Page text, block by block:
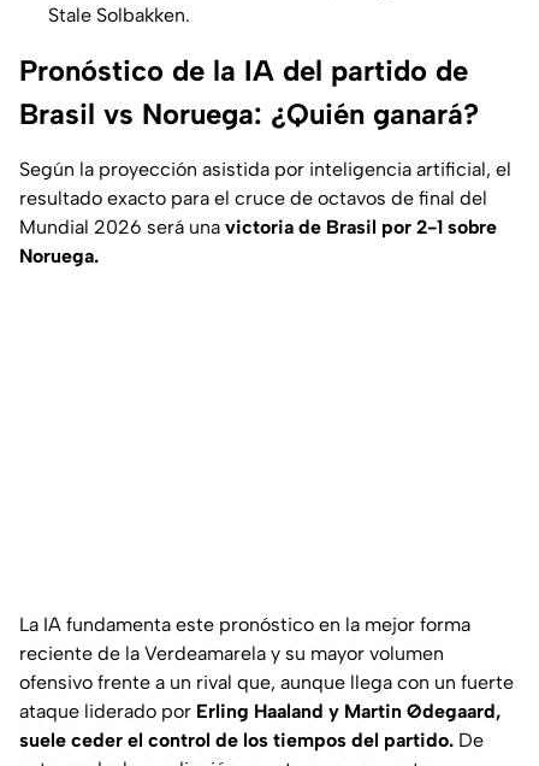
Stale Solbakken.
Pronóstico de la IA del partido de
Brasil vs Noruega: ¿Quién ganará?
Según la proyección asistida por inteligencia artificial, el
resultado exacto para el cruce de octavos de final del
Mundial 2026 será una victoria de Brasil por 2-1 sobre
Noruega.
La IA fundamenta este pronóstico en la mejor forma
reciente de la Verdeamarela y su mayor volumen
ofensivo frente a un rival que, aunque llega con un fuerte
ataque liderado por Erling Haaland y Martin Ødegaard,
suele ceder el control de los tiempos del partido. De